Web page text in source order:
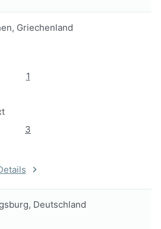
Griechenland
1
3
Deutschland